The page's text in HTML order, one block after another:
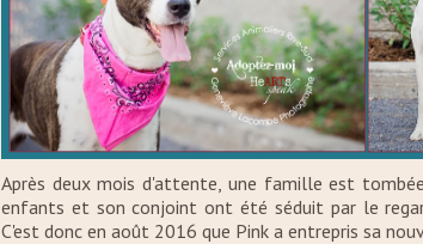
Après deux mois d'attente, une famille est
enfants et son conjoint ont été séduit par le
C'est donc en août 2016 que Pink a entrepris sa